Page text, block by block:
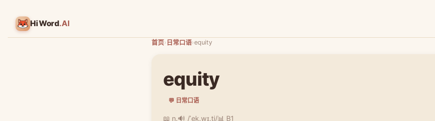
HiWord.AI
首页› 日常口语›equity
equity
💬 日常口语
📖 n.🔊 /ˈek.wɪ.ti/📊 B1